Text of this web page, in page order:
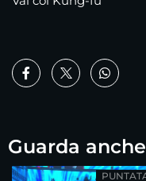
Guarda anche